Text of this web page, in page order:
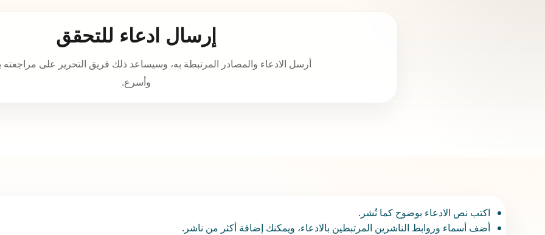
إرسال ادعاء للتحقق
أرسل الادعاء والمصادر المرتبطة به، وسيساعد ذلك فريق التحرير على
وأسرع.
اكتب نص الادعاء بوضوح كما نُشر.
أضف أسماء وروابط الناشرين المرتبطين بالادعاء، ويمكنك إضافة أكثر من ناشر.